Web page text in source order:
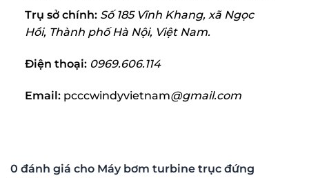
Trụ sở chính: Số 185 Vĩnh Khang, xã Ngọc
Hồi,Thành phố Hà Nội, Việt Nam.
Điện thoại: 0969.606.114
Email:pcccwindyvietnam@gmail.com
0 đánh giá cho Máy bơm turbine trục đứng